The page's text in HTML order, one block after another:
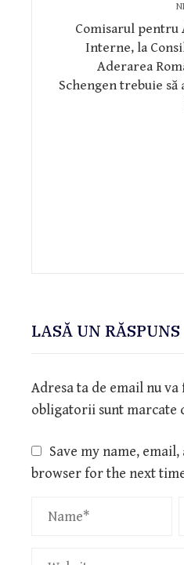
Comisarul pentru
Interne, la
Aderarea
Schengen trebuie să
LASĂ UN RĂSPUNS
Adresa ta de email nu
obligatorii sunt marcate
Save my name,
browser for the next